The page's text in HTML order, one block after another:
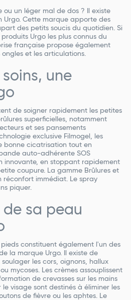
ou un léger mal de dos ? Il existe
Urgo. Cette marque apporte des
des petits soucis du quotidien. Si
Urgo les plus connus du
française propose également
et les articulations.
soins, une
de soigner rapidement les petites
superficielles, notamment
et ses pansements
exclusive Filmogel, les
bonne cicatrisation tout en
auto-adhérente SOS
innovante, en stoppant rapidement
coupure. La gamme Brûlures et
réconfort immédiat. Le spray
piquer.
de sa peau
pieds constituent également l'un des
la marque Urgo. Il existe de
les cors, oignons, hallux
mycoses. Les crèmes assouplissent
de crevasses sur les mains
le visage sont destinés à éliminer les
de fièvre ou les aphtes. Le